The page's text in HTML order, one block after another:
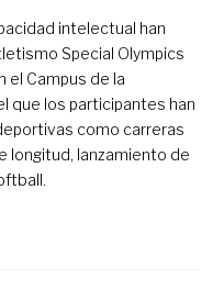
intelectual han
Special Olympics
el Campus de la
que los participantes han
como carreras
longitud, lanzamiento de